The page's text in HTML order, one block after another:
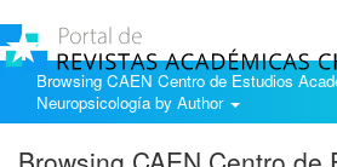
Browsing CAEN Centro de Estudios
Neuropsicología by Author